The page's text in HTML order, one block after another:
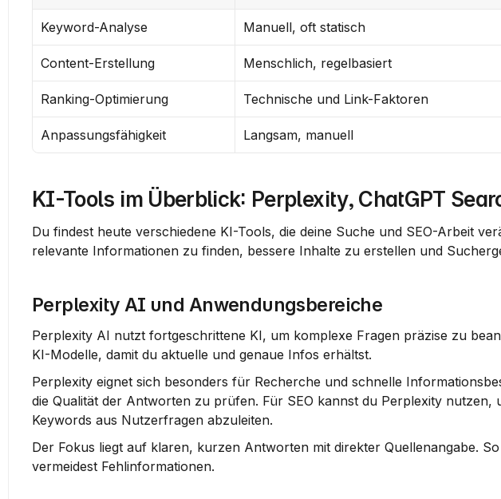
Keyword-Analyse Manuell, oft statisch
Content-Erstellung Menschlich, regelbasiert
Ranking-Optimierung Technische und Link-Faktoren
Anpassungsfähigkeit Langsam, manuell
KI-Tools im Überblick: Perplexity, ChatGPT
Du findest heute verschiedene KI-Tools, die deine Suche und SEO-Arbeit
relevante Informationen zu finden, bessere Inhalte zu erstellen und
Perplexity AI und Anwendungsbereiche
Perplexity AI nutzt fortgeschrittene KI, um komplexe Fragen präzise zu
KI-Modelle, damit du aktuelle und genaue Infos erhältst.
Perplexity eignet sich besonders für Recherche und schnelle
die Qualität der Antworten zu prüfen. Für SEO kannst du Perplexity
Keywords aus Nutzerfragen abzuleiten.
Der Fokus liegt auf klaren, kurzen Antworten mit direkter Quellenangabe.
vermeidest Fehlinformationen.